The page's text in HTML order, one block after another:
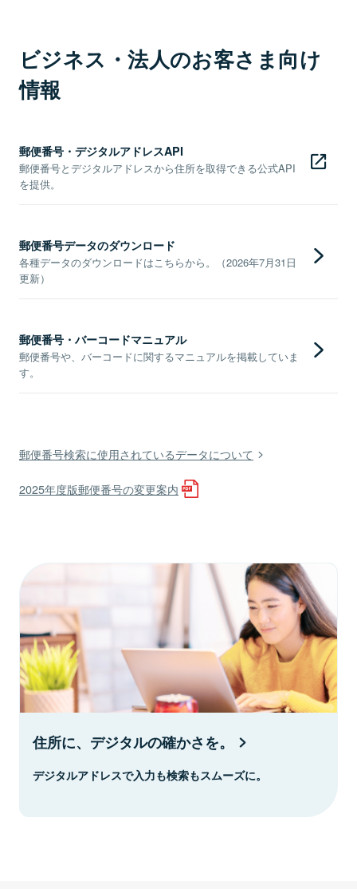
ビジネス・法人のお客さま向け
情報
郵便番号・デジタルアドレスAPI
郵便番号とデジタルアドレスから住所を取得できる公式API
を提供。
郵便番号データのダウンロード
各種データのダウンロードはこちらから。（2026年7月31日
更新）
郵便番号・バーコードマニュアル
郵便番号や、バーコードに関するマニュアルを掲載していま
す。
郵便番号検索に使用されているデータについて
2025年度版郵便番号の変更案内
住所に、デジタルの確かさを。
デジタルアドレスで入力も検索もスムーズに。